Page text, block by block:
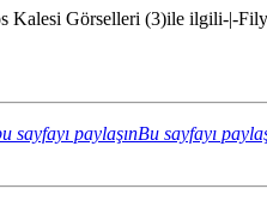
Görselleri (3)ile ilgili-|-
sayfayı paylaşınBu sayfayı